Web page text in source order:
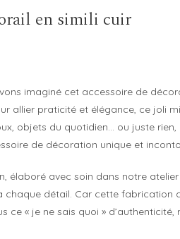
en simili cuir
imaginé cet accessoire de
allier praticité et élégance, ce joli
objets du quotidien… ou juste
de décoration unique et
élaboré avec soin dans notre
détail. Car cette
ce « je ne sais quoi »